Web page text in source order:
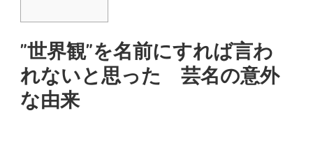
”世界観”を名前にすれば言わ
れないと思った 芸名の意外
な由来